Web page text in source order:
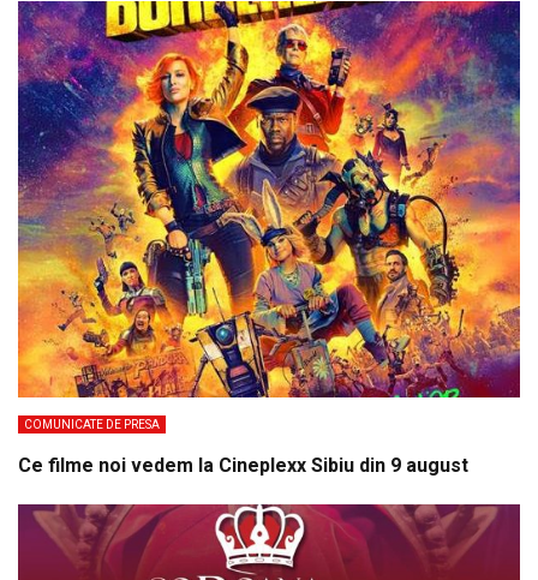
COMUNICATE DE PRESA
Ce filme noi vedem la Cineplexx Sibiu din 9 august